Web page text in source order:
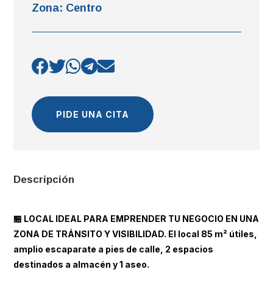
Zona: Centro
PIDE UNA CITA
Descripción
🏪 LOCAL IDEAL PARA EMPRENDER TU NEGOCIO EN UNA
ZONA DE TRÁNSITO Y VISIBILIDAD. El local 85 m² útiles,
amplio escaparate a pies de calle, 2 espacios
destinados a almacén y 1 aseo.